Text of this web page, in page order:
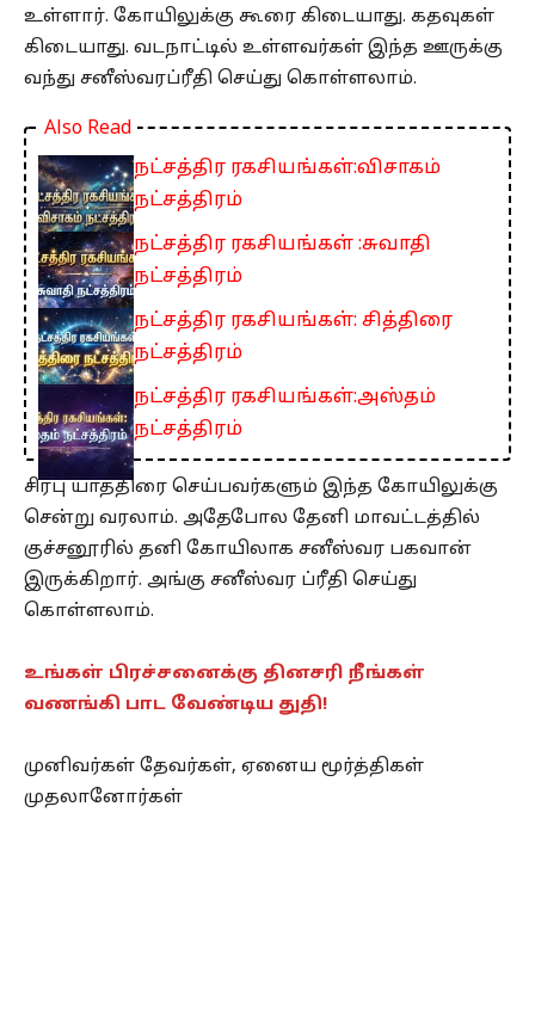
உள்ளார். கோயிலுக்கு கூரை கிடையாது. கதவுகள்
கிடையாது. வடநாட்டில் உள்ளவர்கள் இந்த ஊருக்கு
வந்து சனீஸ்வரப்ரீதி செய்து கொள்ளலாம்.
Also Read
நட்சத்திர ரகசியங்கள்:விசாகம்
நட்சத்திரம்
நட்சத்திர ரகசியங்கள் :சுவாதி
நட்சத்திரம்
நட்சத்திர ரகசியங்கள்: சித்திரை
நட்சத்திரம்
நட்சத்திர ரகசியங்கள்:அஸ்தம்
நட்சத்திரம்
சிரபு யாத்திரை செய்பவர்களும் இந்த கோயிலுக்கு
சென்று வரலாம். அதேபோல தேனி மாவட்டத்தில்
குச்சனூரில் தனி கோயிலாக சனீஸ்வர பகவான்
இருக்கிறார். அங்கு சனீஸ்வர ப்ரீதி செய்து
கொள்ளலாம்.
உங்கள் பிரச்சனைக்கு தினசரி நீங்கள்
வணங்கி பாட வேண்டிய துதி!
முனிவர்கள் தேவர்கள், ஏனைய மூர்த்திகள்
முதலானோர்கள்